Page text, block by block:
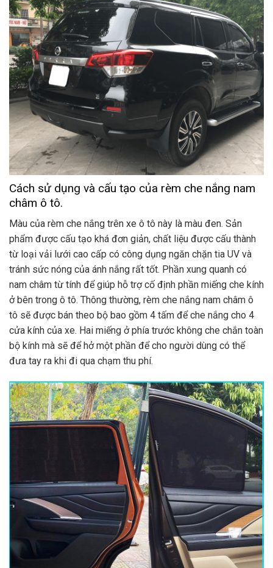
Cách sử dụng và cấu tạo của rèm che nắng nam
châm ô tô.
Màu của rèm che nắng trên xe ô tô này là màu đen. Sản
phẩm được cấu tạo khá đơn giản, chất liệu được cấu thành
từ loại vải lưới cao cấp có công dụng ngăn chặn tia UV và
tránh sức nóng của ánh nắng rất tốt. Phần xung quanh có
nam châm từ tính để giúp hỗ trợ cố định phần miếng che kính
ở bên trong ô tô. Thông thường, rèm che nắng nam châm ô
tô sẽ được bán theo bộ bao gồm 4 tấm để che nắng cho 4
cửa kính của xe. Hai miếng ở phía trước không che chắn toàn
bộ kính mà sẽ để hở một phần để cho người dùng có thể
đưa tay ra khi đi qua chạm thu phí.